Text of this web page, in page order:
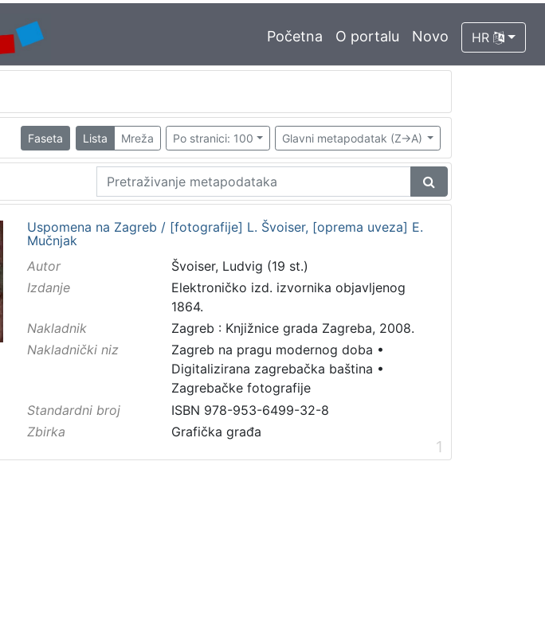
Početna O portalu Novo HR
Faseta Lista Mreža Po stranici: 100 Glavni metapodatak (Z->A)
Uspomena na Zagreb / [fotografije] L. Švoiser, [oprema uveza] E.
Mučnjak
Autor
Švoiser, Ludvig (19 st.)
Izdanje
Elektroničko izd. izvornika objavljenog
1864.
Nakladnik
Zagreb : Knjižnice grada Zagreba, 2008.
Nakladnički niz
Zagreb na pragu modernog doba •
Digitalizirana zagrebačka baština •
Zagrebačke fotografije
Standardni broj
ISBN 978-953-6499-32-8
Zbirka
Grafička građa
1